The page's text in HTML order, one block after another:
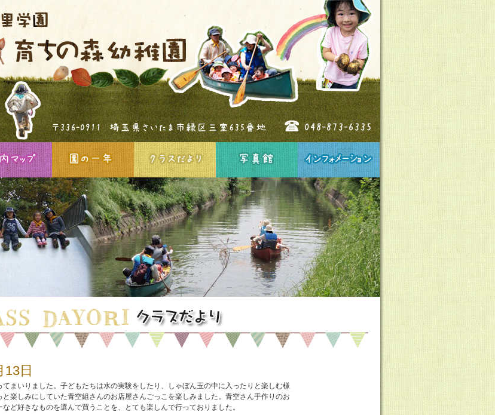
13日
まいりました。子どもたちは水の実験をしたり、しゃぼん玉の中に入ったりと楽しむ様
楽しみにしていた青空組さんのお店屋さんごっこを楽しみました。青空さん手作りのお
ど好きなものを選んで買うことを、とても楽しんで行っておりました。